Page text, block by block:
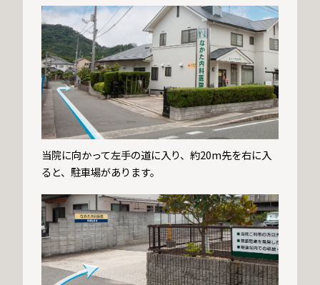
当院に向かって左手の道に入り、約20m先を右に入
ると、駐車場があります。